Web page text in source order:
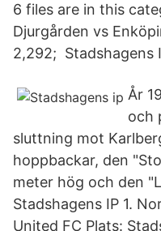
6 files are in this
Djurgården vs
2,292; Stadshagens
År
och
sluttning mot
hoppbackar, den
meter hög och den
Stadshagens IP 1.
United FC Plats: